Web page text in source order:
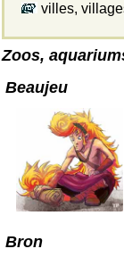
villes,
Zoos,
Beaujeu
Bron